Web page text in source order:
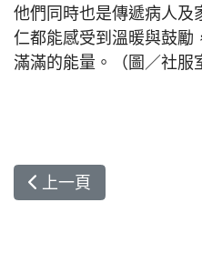
他們同時也是傳遞病人及
仁都能感受到溫暖與鼓勵
滿滿的能量。（圖／社服
上一篇文章: 花蓮慈院
上一頁